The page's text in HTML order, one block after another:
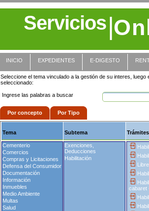
Servicios|
INICIO EXPEDIENTES E-DIGESTO
Seleccione el tema vinculado a la gestión de su interes,
seleccionado:
Ingrese las palabras a buscar
Por concepto Por Tipo
Tema Subtema
Cementerio
Comercios
Compras y Licitaciones
Defensa del Consumidor
Documentación
Información
Inmuebles
Medio Ambiente
Multas
Salud
Exenciones,
Deducciones
Habilitación
cabaret